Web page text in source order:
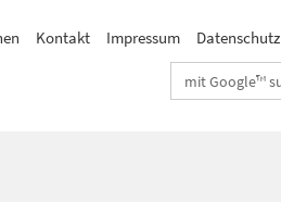
Kontakt Impressum Datenschutz
Suchbegriffe